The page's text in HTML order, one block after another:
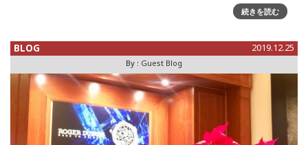
ープン、国内で初めてのサロンになります。正式なリニュー
続きを読む
BLOG 2019.12.25
By : Guest Blog